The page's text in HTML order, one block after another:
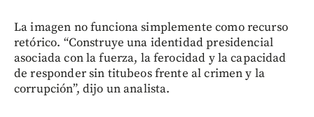
La imagen no funciona simplemente como recurso
retórico. “Construye una identidad presidencial
asociada con la fuerza, la ferocidad y la capacidad
de responder sin titubeos frente al crimen y la
corrupción”, dijo un analista.